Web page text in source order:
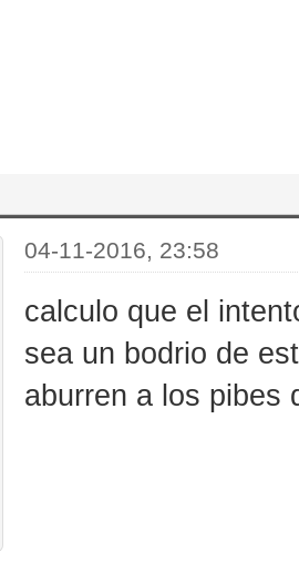
04-11-2016, 23:58
calculo que el
sea un bodrio de
aburren a los pibes